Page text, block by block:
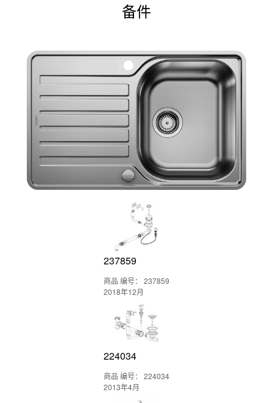
备件
237859
商品 编号： 237859
2018年12月
224034
商品 编号： 224034
2013年4月